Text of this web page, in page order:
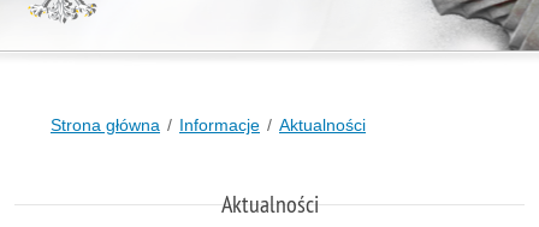
Strona główna Informacje Aktualności
Aktualności